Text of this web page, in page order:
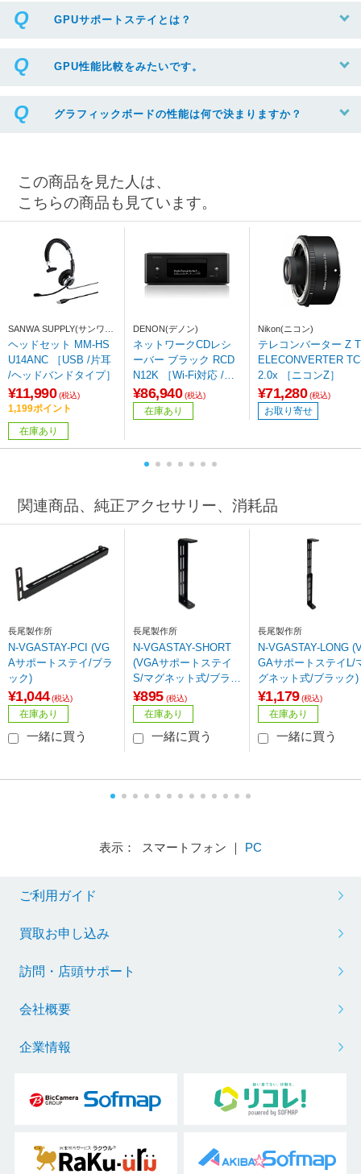
GPUサポートステイとは？
GPU性能比較をみたいです。
グラフィックボードの性能は何で決まりますか？
この商品を見た人は、
こちらの商品も見ています。
SANWA SUPPLY(サンワサ
プライ)
ヘッドセット MM-HS
U14ANC ［USB /片耳
/ヘッドバンドタイプ］
¥11,990 (税込)
1,199ポイント
在庫あり
DENON(デノン)
ネットワークCDレシ
ーバー ブラック RCD
N12K ［Wi-Fi対応 /Blu
etooth対応 /ハイレゾ
対応 /ワイドFM対応］
¥86,940 (税込)
在庫あり
Nikon(ニコン)
テレコンバーター Z T
ELECONVERTER
2.0x ［ニコンZ］
¥71,280 (税込)
お取り寄せ
関連商品、純正アクセサリー、消耗品
長尾製作所
N-VGASTAY-PCI (VG
Aサポートステイ/ブラ
ック)
¥1,044 (税込)
在庫あり
一緒に買う
長尾製作所
N-VGASTAY-SHORT
(VGAサポートステイ
S/マグネット式/ブラッ
ク
¥895 (税込)
在庫あり
一緒に買う
長尾製作所
N-VGASTAY-LONG
GAサポートステイL/
グネット式/ブラック)
¥1,179 (税込)
在庫あり
一緒に買う
表示： スマートフォン ｜ PC
ご利用ガイド
買取お申し込み
訪問・店頭サポート
会社概要
企業情報